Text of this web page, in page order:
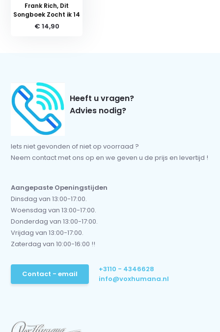
Frank Rich, Dit
Songboek Zocht ik 14
€ 14,90
Heeft u vragen?
Advies nodig?
Iets niet gevonden of niet op voorraad ?
Neem contact met ons op en we geven u de prijs en levertijd !
Aangepaste Openingstijden
Dinsdag van 13:00-17:00.
Woensdag van 13:00-17:00.
Donderdag van 13:00-17:00.
Vrijdag van 13:00-17:00.
Zaterdag van 10:00-16:00 !!
Contact - email
+3110 - 4346628
info@voxhumana.nl